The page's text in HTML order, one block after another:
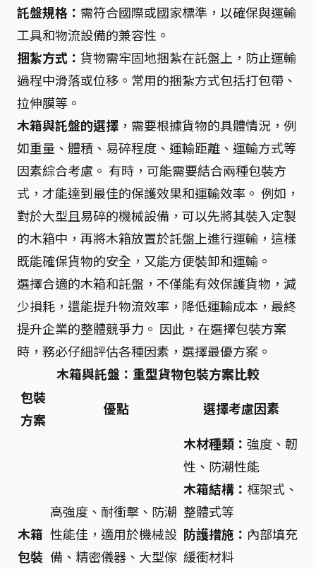
託盤規格： 需符合國際或國家標準，以確保與運輸
工具和物流設備的兼容性。
捆紮方式： 貨物需牢固地捆紮在託盤上，防止運輸
過程中滑落或位移。常用的捆紮方式包括打包帶、
拉伸膜等。
木箱與託盤的選擇 ，需要根據貨物的具體情況，例
如重量、體積、易碎程度、運輸距離、運輸方式等
因素綜合考慮。 有時，可能需要結合兩種包裝方
式，才能達到最佳的保護效果和運輸效率。 例如，
對於大型且易碎的機械設備，可以先將其裝入定製
的木箱中，再將木箱放置於託盤上進行運輸，這樣
既能確保貨物的安全，又能方便裝卸和運輸。
選擇合適的木箱和託盤，不僅能有效保護貨物，減
少損耗，還能提升物流效率，降低運輸成本，最終
提升企業的整體競爭力。 因此，在選擇包裝方案
時，務必仔細評估各種因素，選擇最優方案。
木箱與託盤：重型貨物包裝方案比較
包裝
方案
優點 選擇考慮因素
木箱
包裝
高強度、耐衝擊、防潮
性能佳，適用於機械設
備、精密儀器、大型傢
木材種類： 強度、韌
性、防潮性能
木箱結構： 框架式、
整體式等
防護措施： 內部填充
緩衝材料